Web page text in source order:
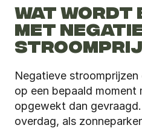
WAT WORDT
MET
Negatieve
op een bepaald
opgewekt dan
overdag, als